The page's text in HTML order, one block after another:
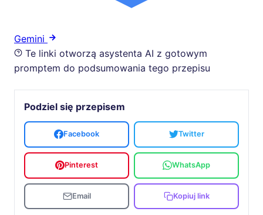
Gemini
Te linki otworzą asystenta AI z gotowym
promptem do podsumowania tego przepisu
Podziel się przepisem
Facebook Twitter
Pinterest WhatsApp
Email Kopiuj link